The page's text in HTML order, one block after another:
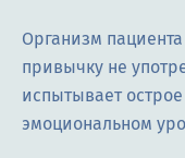
Организм
привычку не
испытывает
эмоциональном